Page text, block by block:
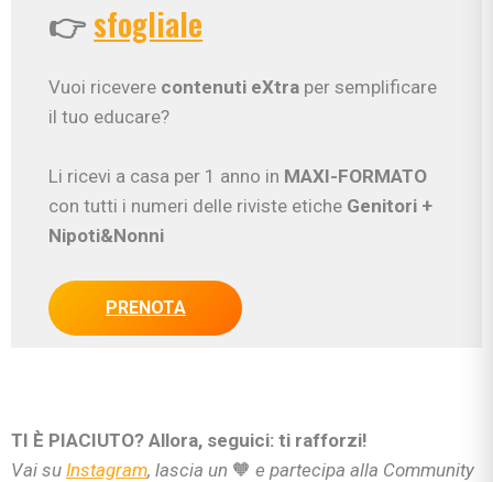
👉sfogliale
Vuoi ricevere contenuti eXtra per semplificare
il tuo educare?
Li ricevi a casa per 1 anno in MAXI-FORMATO
con tutti i numeri delle riviste etiche Genitori +
Nipoti&Nonni
PRENOTA
TI È PIACIUTO? Allora, seguici: ti rafforzi!
Vai su Instagram, lascia un 🧡 e partecipa alla Community